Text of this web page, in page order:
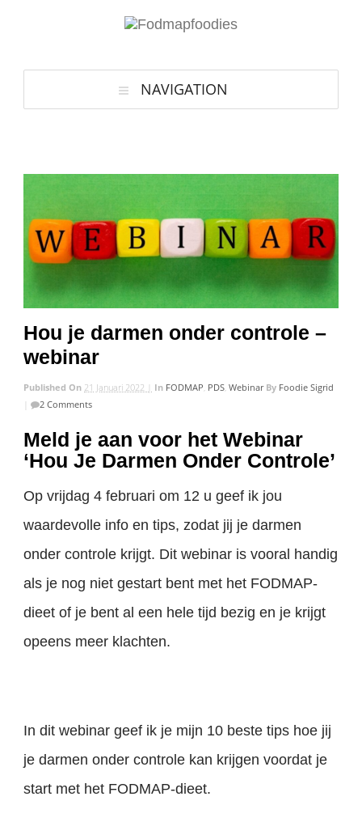
NAVIGATION
Hou je darmen onder controle –
webinar
Published On 21 Januari 2022 | In FODMAP, PDS,Webinar By Foodie Sigrid
2 Comments
Meld je aan voor het Webinar
‘Hou Je Darmen Onder Controle’
Op vrijdag 4 februari om 12 u geef ik jou
waardevolle info en tips, zodat jij je darmen
onder controle krijgt. Dit webinar is vooral handig
als je nog niet gestart bent met het FODMAP-
dieet of je bent al een hele tijd bezig en je krijgt
opeens meer klachten.
In dit webinar geef ik je mijn 10 beste tips hoe jij
je darmen onder controle kan krijgen voordat je
start met het FODMAP-dieet.